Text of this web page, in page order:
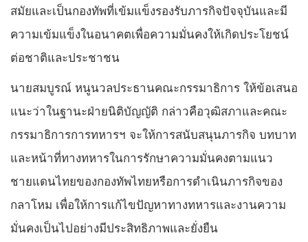
สมัยและเป็นกองทัพที่เข้มแข็งรองรับภารกิจปัจจุบันและมี
ความเข้มแข็งในอนาคตเพื่อความมั่นคงให้เกิดประโยชน์
ต่อชาติและประชาชน
นายสมบูรณ์ หนูนวลประธานคณะกรรมาธิการ ให้ข้อเสนอ
แนะว่าในฐานะฝ่ายนิติบัญญัติ กล่าวคือวุฒิสภาและคณะ
กรรมาธิการการทหารฯ จะให้การสนับสนุนภารกิจ บทบาท
และหน้าที่ทางทหารในการรักษาความมั่นคงตามแนว
ชายแดนไทยของกองทัพไทยหรือการดำเนินภารกิจของ
กลาโหม เพื่อให้การแก้ไขปัญหาทางทหารและงานความ
มั่นคงเป็นไปอย่างมีประสิทธิภาพและยั่งยืน